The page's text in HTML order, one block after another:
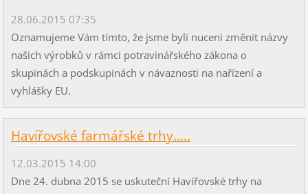
28.06.2015 07:35
Oznamujeme Vám tímto, že jsme byli nuceni změnit názvy
našich výrobků v rámci potravinářského zákona o
skupinách a podskupinách v návaznosti na nařízení a
vyhlášky EU.
Havířovské farmářské trhy.....
12.03.2015 14:00
Dne 24. dubna 2015 se uskuteční Havířovské trhy na